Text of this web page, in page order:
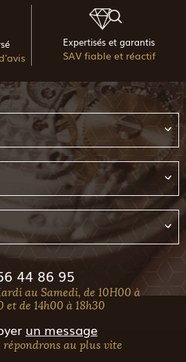
Expertisés et garantis
SAV fiable et réactif
44 86 95
au Samedi, de 10H00 à
et de 14h00 à 18h30
un message
répondrons au plus vite